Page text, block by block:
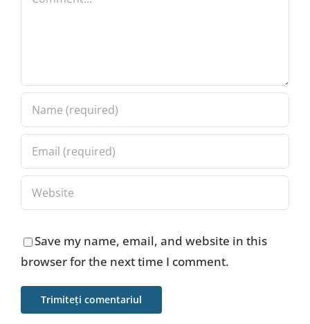
Save my name, email, and website in this
browser for the next time I comment.